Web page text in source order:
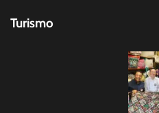
Turismo